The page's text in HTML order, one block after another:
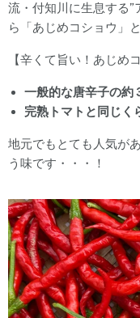
流・付知川に生息する
ら「あじめコショウ」
【辛くて旨い！あじめ
一般的な唐辛子の約
完熟トマトと同じく
地元でもとても人気が
う味です・・・！